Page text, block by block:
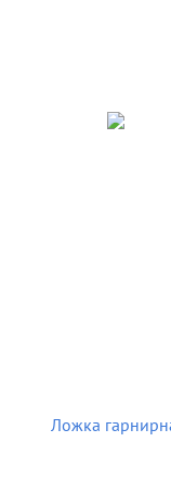
Ложка